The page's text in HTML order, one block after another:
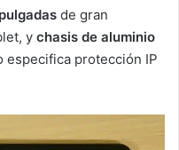
de gran
y chasis de aluminio
especifica protección IP